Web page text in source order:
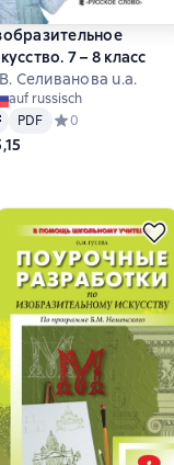
7 – 8 класс
Селиванова u.a.
auf russisch
PDF
PDF Средний рейтинг
0